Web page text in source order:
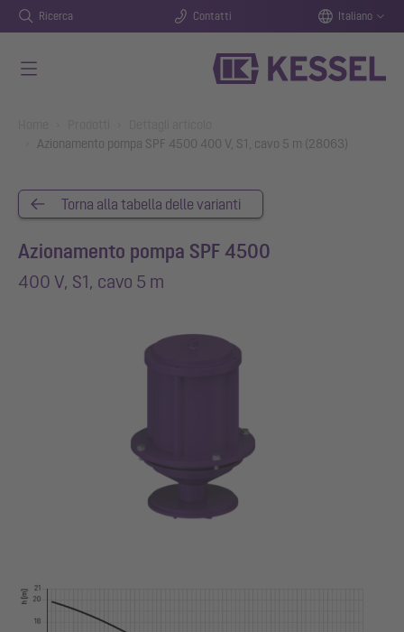
Ricerca Contatti Italiano
Azionamento pompa SPF 4500 400 V, S1, cavo 5 m (28063)
Torna alla tabella delle varianti
Azionamento pompa SPF 4500
400 V, S1, cavo 5 m